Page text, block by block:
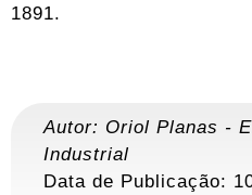
1891.
Autor: Oriol Planas -
Industrial
Data de Publicação: